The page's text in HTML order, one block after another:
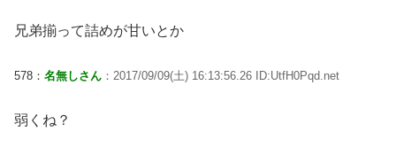
兄弟揃って詰めが甘いとか
578： 名無しさん ：2017/09/09(土) 16:13:56.26 ID:UtfH0Pqd.net
弱くね？